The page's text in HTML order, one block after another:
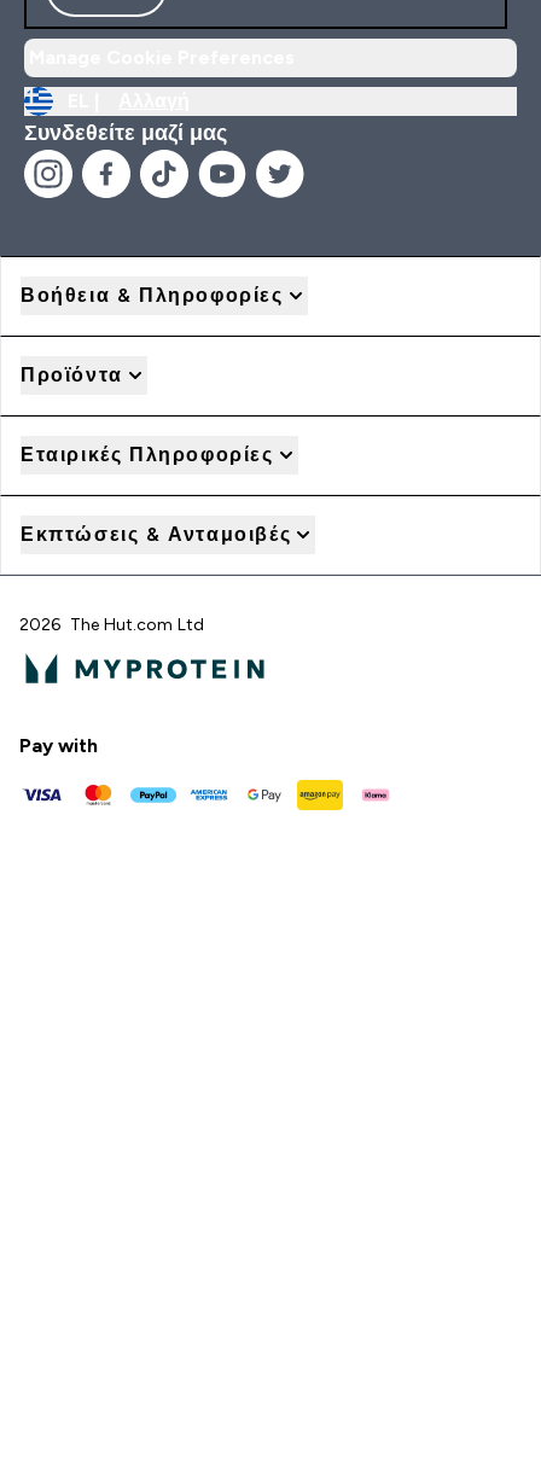
Συνδεθείτε μαζί μας
Βοήθεια & Πληροφορίες
Προϊόντα
Εταιρικές Πληροφορίες
Εκπτώσεις & Ανταμοιβές
2026 The Hut.com Ltd
Pay with